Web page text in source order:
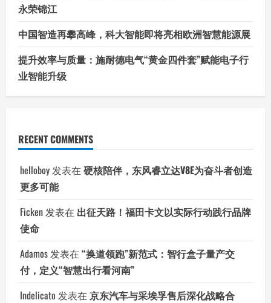
永荣锦江
中国智造再攀高峰，科大智能即将亮相欧洲智慧能源展
提升效率与质量：施耐德电气“黄金四件套”赋能电子行
业智能升级
RECENT COMMENTS
helloboy 发表在 硬核陪伴，东风睿立达V8E为奋斗者创造
更多可能
Ficken 发表在 出征天路！福田卡文以实际行动践行品牌
使命
Adamos 发表在 “换道领跑”新范式：智行盒子量产交
付，定义“智慧出行看河南”
Indelicato 发表在 京东汽车与采埃孚售后深化战略合